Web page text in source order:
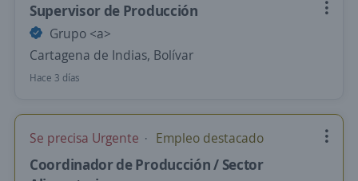
Supervisor de Producción
Grupo <​a>
Cartagena de Indias, Bolívar
Hace 3 días
Se precisa Urgente Empleo destacado
Coordinador de Producción / Sector